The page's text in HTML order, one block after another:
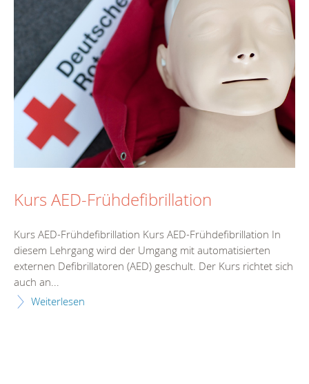
Kurs AED-Frühdefibrillation
Kurs AED-Frühdefibrillation Kurs AED-Frühdefibrillation In
diesem Lehrgang wird der Umgang mit automatisierten
externen Defibrillatoren (AED) geschult. Der Kurs richtet sich
auch an...
Weiterlesen